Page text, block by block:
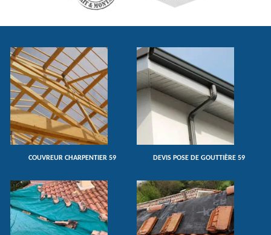
COUVREUR CHARPENTIER 59 DEVIS POSE DE GOUTTIÈRE 59